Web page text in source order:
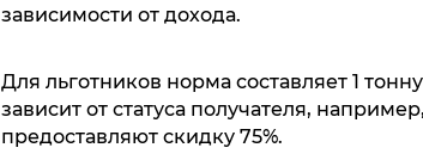
зависимости от дохода.
Для льготников норма составляет 1
зависит от статуса получателя,
предоставляют скидку 75%.